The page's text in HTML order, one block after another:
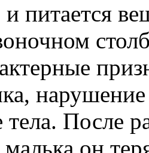
и питается
тела. После